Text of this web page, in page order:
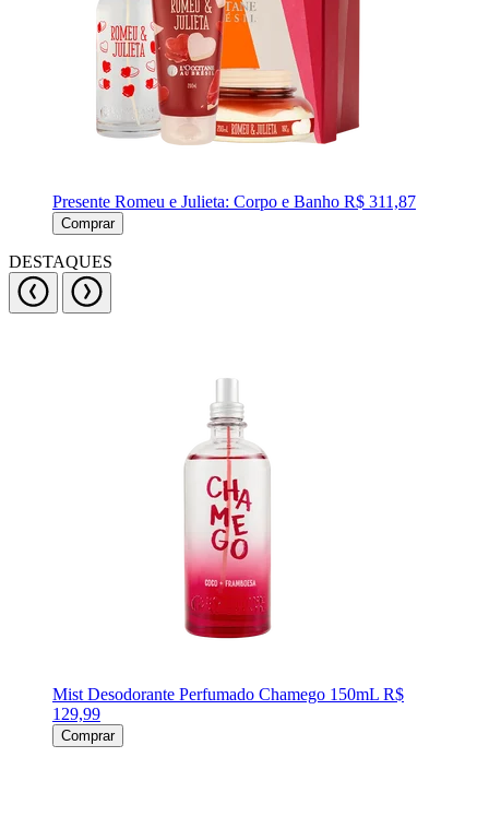
Presente Romeu e Julieta: Corpo e Banho R$ 311,87
Comprar
DESTAQUES
Mist Desodorante Perfumado Chamego 150mL R$
129,99
Comprar